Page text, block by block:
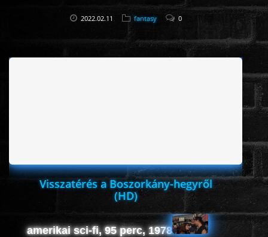
2022.02.11 fantasy 0
Visszatérés a Boszorkány-hegyről
(HD)
amerikai sci-fi, 95 perc, 1978